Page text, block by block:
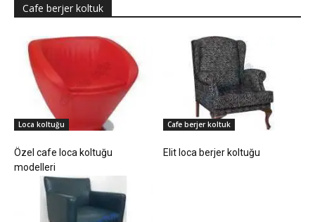
Cafe berjer koltuk
Loca koltuğu
Özel cafe loca koltuğu
modelleri
Cafe berjer koltuk
Elit loca berjer koltuğu